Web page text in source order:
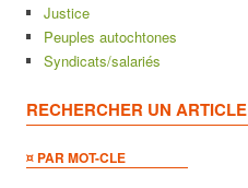
Justice
Peuples autochtones
Syndicats/salariés
RECHERCHER UN ARTICLE
¤ PAR MOT-CLE